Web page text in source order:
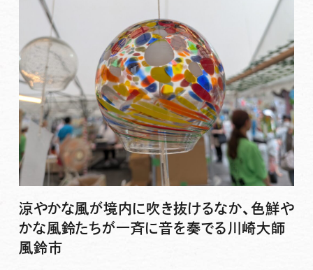
涼やかな風が境内に吹き抜けるなか、色鮮や
かな風鈴たちが一斉に音を奏でる川崎大師
風鈴市